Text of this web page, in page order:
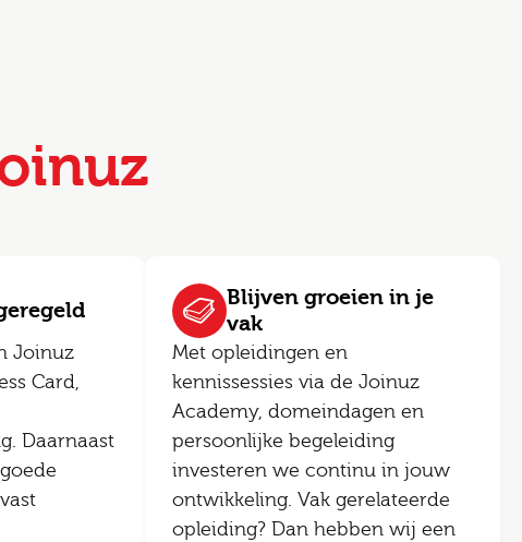
Joinuz
Card,
Daarnaast
Blijven groeien in je
vak
Met opleidingen en
kennissessies via de Joinuz
Academy, domeindagen en
persoonlijke begeleiding
investeren we continu in jouw
ontwikkeling. Vak gerelateerde
opleiding? Dan hebben wij een